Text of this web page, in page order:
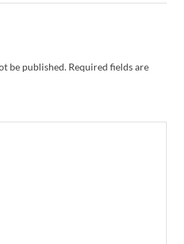
be published. Required fields are